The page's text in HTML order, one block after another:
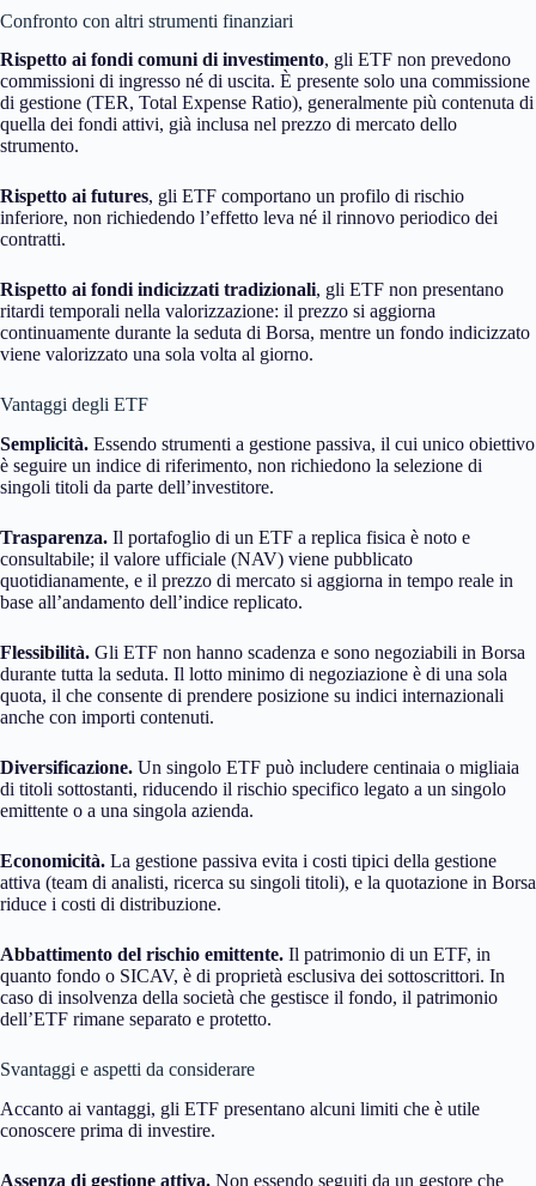
Confronto con altri strumenti finanziari
Rispetto ai fondi comuni di investimento, gli ETF non prevedono
commissioni di ingresso né di uscita. È presente solo una commissione
di gestione (TER, Total Expense Ratio), generalmente più contenuta di
quella dei fondi attivi, già inclusa nel prezzo di mercato dello
strumento.
Rispetto ai futures, gli ETF comportano un profilo di rischio
inferiore, non richiedendo l’effetto leva né il rinnovo periodico dei
contratti.
Rispetto ai fondi indicizzati tradizionali, gli ETF non presentano
ritardi temporali nella valorizzazione: il prezzo si aggiorna
continuamente durante la seduta di Borsa, mentre un fondo indicizzato
viene valorizzato una sola volta al giorno.
Vantaggi degli ETF
Semplicità. Essendo strumenti a gestione passiva, il cui unico obiettivo
è seguire un indice di riferimento, non richiedono la selezione di
singoli titoli da parte dell’investitore.
Trasparenza. Il portafoglio di un ETF a replica fisica è noto e
consultabile; il valore ufficiale (NAV) viene pubblicato
quotidianamente, e il prezzo di mercato si aggiorna in tempo reale in
base all’andamento dell’indice replicato.
Flessibilità. Gli ETF non hanno scadenza e sono negoziabili in Borsa
durante tutta la seduta. Il lotto minimo di negoziazione è di una sola
quota, il che consente di prendere posizione su indici internazionali
anche con importi contenuti.
Diversificazione. Un singolo ETF può includere centinaia o migliaia
di titoli sottostanti, riducendo il rischio specifico legato a un singolo
emittente o a una singola azienda.
Economicità. La gestione passiva evita i costi tipici della gestione
attiva (team di analisti, ricerca su singoli titoli), e la quotazione in Borsa
riduce i costi di distribuzione.
Abbattimento del rischio emittente. Il patrimonio di un ETF, in
quanto fondo o SICAV, è di proprietà esclusiva dei sottoscrittori. In
caso di insolvenza della società che gestisce il fondo, il patrimonio
dell’ETF rimane separato e protetto.
Svantaggi e aspetti da considerare
Accanto ai vantaggi, gli ETF presentano alcuni limiti che è utile
conoscere prima di investire.
Assenza di gestione attiva. Non essendo seguiti da un gestore che